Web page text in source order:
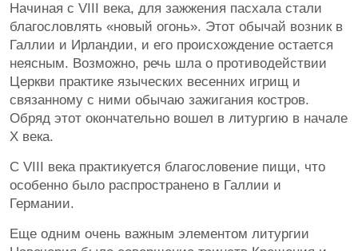
Начиная с VIII века, для зажжения пасхала стали
благословлять «новый огонь». Этот обычай возник в
Галлии и Ирландии, и его происхождение остается
неясным. Возможно, речь шла о противодействии
Церкви практике языческих весенних игрищ и
связанному с ними обычаю зажигания костров.
Обряд этот окончательно вошел в литургию в начале
Х века.
С VIII века практикуется благословение пищи, что
особенно было распространено в Галлии и
Германии.
Еще одним очень важным элементом литургии